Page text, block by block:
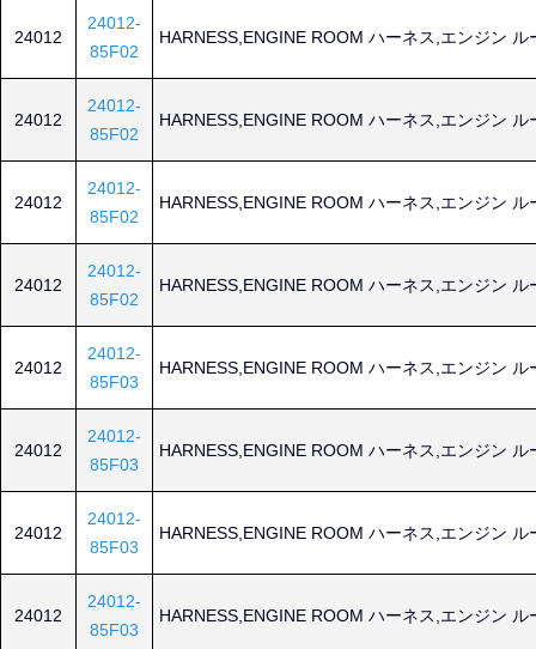
24012
24012-
85F02
HARNESS,ENGINE ROOM ハーネス,エンジン ル
24012
24012-
85F02
HARNESS,ENGINE ROOM ハーネス,エンジン ル
24012
24012-
85F02
HARNESS,ENGINE ROOM ハーネス,エンジン ル
24012
24012-
85F02
HARNESS,ENGINE ROOM ハーネス,エンジン ル
24012
24012-
85F03
HARNESS,ENGINE ROOM ハーネス,エンジン ル
24012
24012-
85F03
HARNESS,ENGINE ROOM ハーネス,エンジン ル
24012
24012-
85F03
HARNESS,ENGINE ROOM ハーネス,エンジン ル
24012
24012-
85F03
HARNESS,ENGINE ROOM ハーネス,エンジン ル